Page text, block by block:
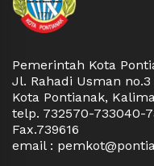
Pemerintah Kota
Jl. Rahadi Usman no.3
Kota Pontianak,
telp. 732570-733040-
Fax.739616
email :